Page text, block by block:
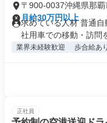
〒900-0037沖縄県那覇
月給30万円以上
求めている人材 普通
社用車での移動・訪問
業界未経験歓迎 歩合給あり
正社員